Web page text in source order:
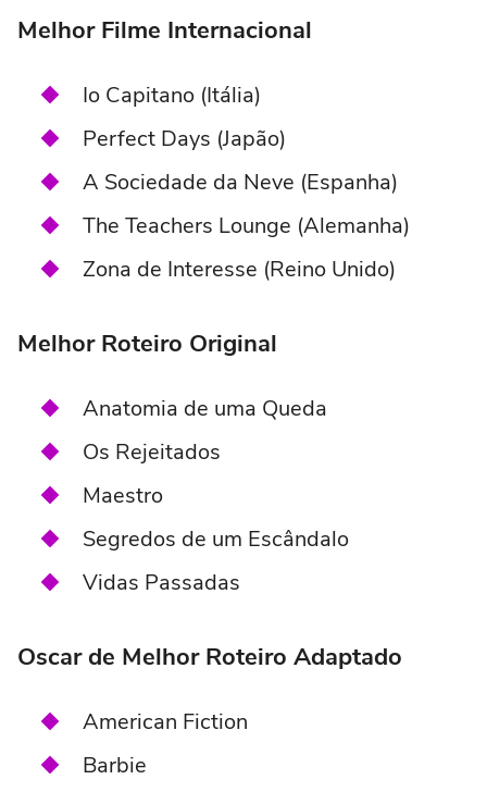
Melhor Filme Internacional
Io Capitano (Itália)
Perfect Days (Japão)
A Sociedade da Neve (Espanha)
The Teachers Lounge (Alemanha)
Zona de Interesse (Reino Unido)
Melhor Roteiro Original
Anatomia de uma Queda
Os Rejeitados
Maestro
Segredos de um Escândalo
Vidas Passadas
Oscar de Melhor Roteiro Adaptado
American Fiction
Barbie